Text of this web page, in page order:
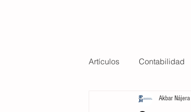
Artículos Contabilidad
Inversión Akbar